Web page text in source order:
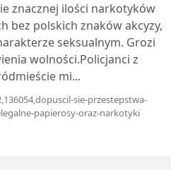
znacznej ilości narkotyków
bez polskich znaków akcyzy,
seksualnym. Grozi
wolności.Policjanci z
mi...
sie-przestepstwa-
papierosy-oraz-narkotyki